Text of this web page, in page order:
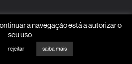
a navegação está a autorizar o
seu uso.
rejeitar saiba mais